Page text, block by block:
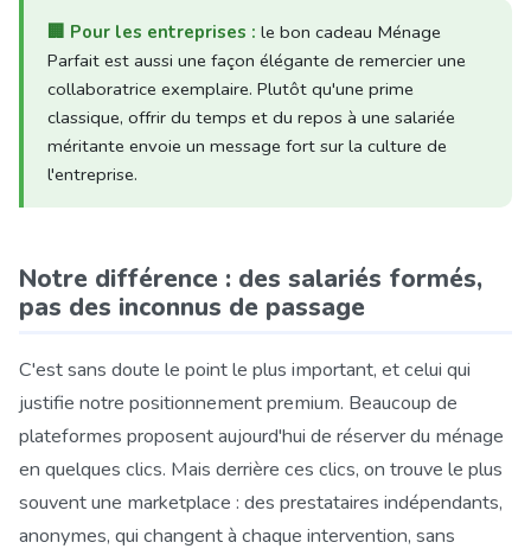
🏢 Pour les entreprises : le bon cadeau Ménage
Parfait est aussi une façon élégante de remercier une
collaboratrice exemplaire. Plutôt qu'une prime
classique, offrir du temps et du repos à une salariée
méritante envoie un message fort sur la culture de
l'entreprise.
Notre différence : des salariés formés,
pas des inconnus de passage
C'est sans doute le point le plus important, et celui qui
justifie notre positionnement premium. Beaucoup de
plateformes proposent aujourd'hui de réserver du ménage
en quelques clics. Mais derrière ces clics, on trouve le plus
souvent une marketplace : des prestataires indépendants,
anonymes, qui changent à chaque intervention, sans